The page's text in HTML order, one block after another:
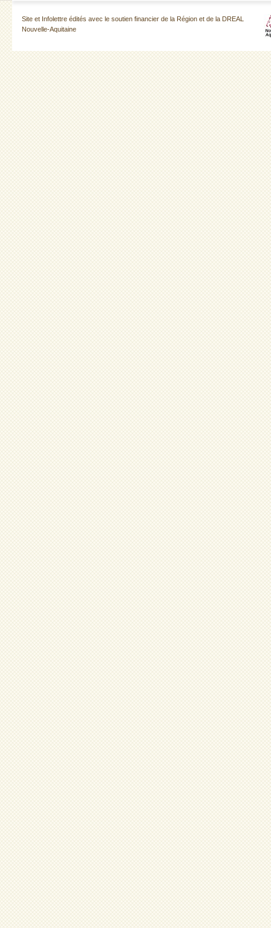
Site et Infolettre édités avec le soutien financier de la Région et de la DREAL
Nouvelle-Aquitaine